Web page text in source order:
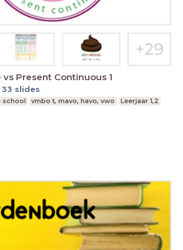
Present Continuous 1
33 slides
school vmbo t, mavo, havo, vwo Leerjaar 1,2